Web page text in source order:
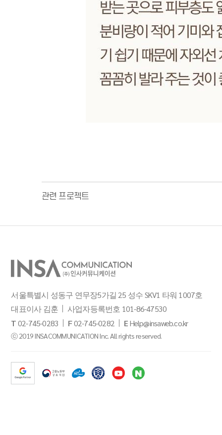
관련 프로젝트
서울특별시 성동구 연무장5가길 25 성수 SKV1 타워 1007호
대표이사 김훈
사업자등록번호 101-86-47530
T02-745-0283 F02-745-0282 EHelp@insaweb.co.kr
ⓒ 2019 INSACOMMUNICATION Inc. All rights reserved.